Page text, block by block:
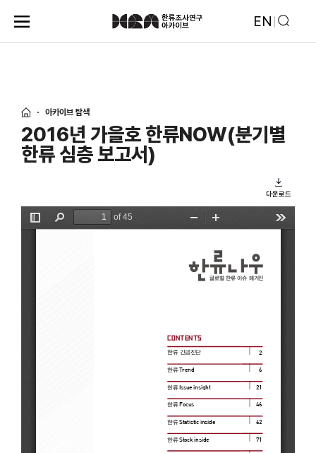
EN
아카이브 탐색
2016년 가을호 한류NOW(분기별
한류 심층 보고서)
다운로드